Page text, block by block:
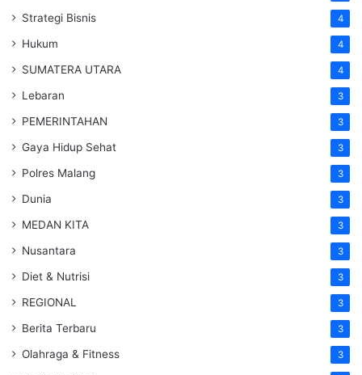
Strategi Bisnis 4
Hukum 4
SUMATERA UTARA 4
Lebaran 3
PEMERINTAHAN 3
Gaya Hidup Sehat 3
Polres Malang 3
Dunia 3
MEDAN KITA 3
Nusantara 3
Diet & Nutrisi 3
REGIONAL 3
Berita Terbaru 3
Olahraga & Fitness 3